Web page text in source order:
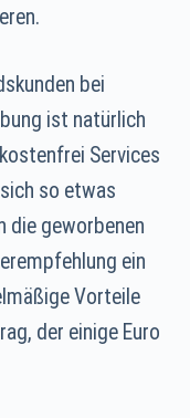
bei
ist natürlich
Services
so etwas
die geworbenen
ein
Vorteile
der einige Euro